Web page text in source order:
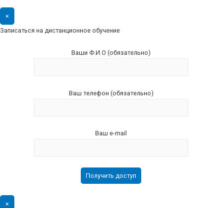
×
Записаться на дистанционное обучение
Ваши Ф.И.О (обязательно)
Ваш телефон (обязательно)
Ваш e-mail
×